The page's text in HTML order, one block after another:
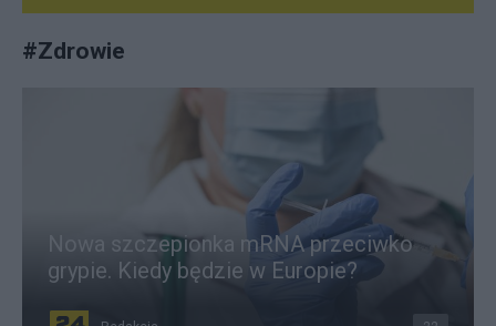
#Zdrowie
Nowa szczepionka mRNA przeciwko
grypie. Kiedy będzie w Europie?